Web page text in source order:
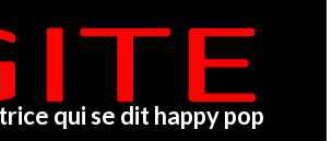
qui se dit happy pop